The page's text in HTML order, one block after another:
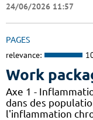
24/06/2026 11:57
PAGES
relevance:
Work
Axe 1 -
dans des
l'inflammation